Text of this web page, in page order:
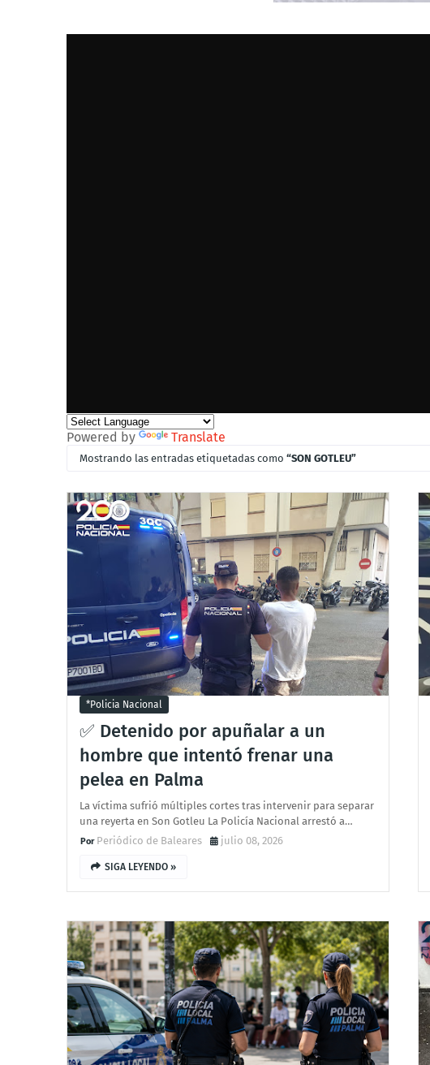
Powered by Translate
Mostrando las entradas etiquetadas como SON GOTLEU
*policia Nacional
✅ Detenido por apuñalar a un
hombre que intentó frenar una
pelea en Palma
La víctima sufrió múltiples cortes tras intervenir para separar
una reyerta en Son Gotleu La Policía Nacional arrestó a…
Periódico de Baleares
julio 08, 2026
SIGA LEYENDO »